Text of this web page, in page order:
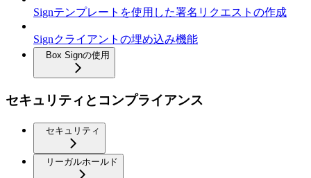
Signテンプレートを使用した署名リクエストの作成
Signクライアントの埋め込み機能
Box Signの使用
セキュリティとコンプライアンス
セキュリティ
リーガルホールド